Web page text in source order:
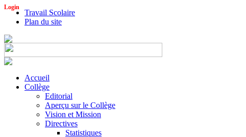
Login
Travail Scolaire
Plan du site
Accueil
Collège
Editorial
Aperçu sur le Collège
Vision et Mission
Directives
Statistiques